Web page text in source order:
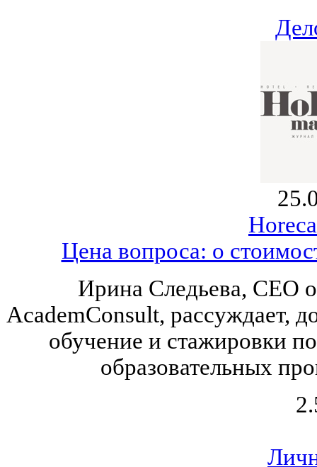
Цена вопроса: о
Ирина Следьева, CEO
AcademConsult, рассуждает,
обучение и стажировки
образовательных